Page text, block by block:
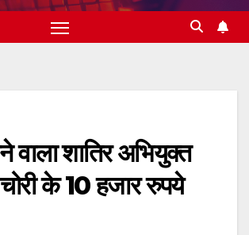
वाला शातिर अभियुक्त
चोरी के 10 हजार रुपये